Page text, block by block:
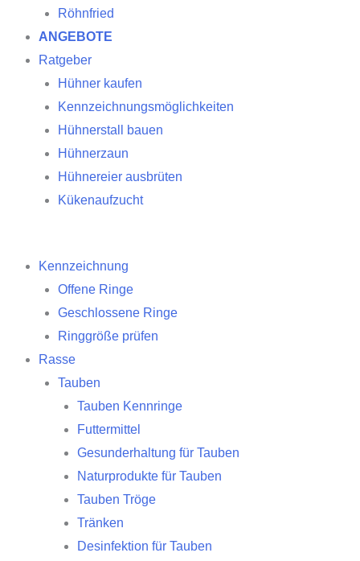
Röhnfried
ANGEBOTE
Ratgeber
Hühner kaufen
Kennzeichnungsmöglichkeiten
Hühnerstall bauen
Hühnerzaun
Hühnereier ausbrüten
Kükenaufzucht
Kennzeichnung
Offene Ringe
Geschlossene Ringe
Ringgröße prüfen
Rasse
Tauben
Tauben Kennringe
Futtermittel
Gesunderhaltung für Tauben
Naturprodukte für Tauben
Tauben Tröge
Tränken
Desinfektion für Tauben